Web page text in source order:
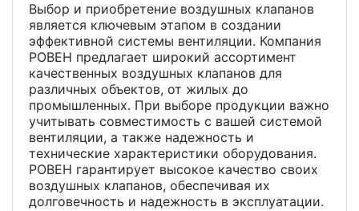
Выбор и приобретение воздушных клапанов
является ключевым этапом в создании
эффективной системы вентиляции. Компания
РОВЕН предлагает широкий ассортимент
качественных воздушных клапанов для
различных объектов, от жилых до
промышленных. При выборе продукции важно
учитывать совместимость с вашей системой
вентиляции, а также надежность и
технические характеристики оборудования.
РОВЕН гарантирует высокое качество своих
воздушных клапанов, обеспечивая их
долговечность и надежность в эксплуатации.